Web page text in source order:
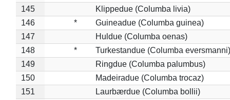
145
Klippedue (Columba livia)
146
*
Guineadue (Columba guinea)
147
Huldue (Columba oenas)
148
*
Turkestandue (Columba eversmanni)
149
Ringdue (Columba palumbus)
150
Madeiradue (Columba trocaz)
151
Laurbærdue (Columba bollii)